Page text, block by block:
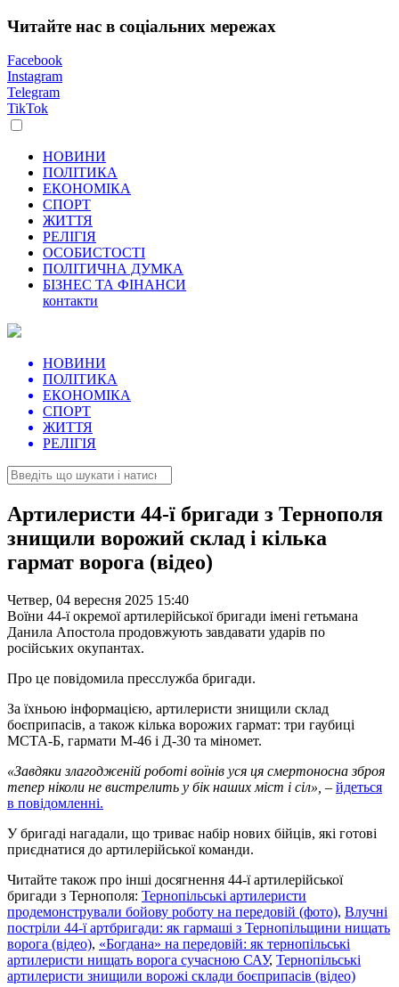
Читайте нас в соціальних мережах
Facebook
Instagram
Telegram
TikTok
НОВИНИ
ПОЛІТИКА
ЕКОНОМІКА
СПОРТ
ЖИТТЯ
РЕЛІГІЯ
ОСОБИСТОСТІ
ПОЛІТИЧНА ДУМКА
БІЗНЕС ТА ФІНАНСИ
контакти
НОВИНИ
ПОЛІТИКА
ЕКОНОМІКА
СПОРТ
ЖИТТЯ
РЕЛІГІЯ
Артилеристи 44-ї бригади з Тернополя
знищили ворожий склад і кілька
гармат ворога (відео)
Четвер, 04 вересня 2025 15:40
Воїни 44-ї окремої артилерійської бригади імені гетьмана
Данила Апостола продовжують завдавати ударів по
російських окупантах.
Про це повідомила пресслужба бригади.
За їхньою інформацією, артилеристи знищили склад
боєприпасів, а також кілька ворожих гармат: три гаубиці
МСТА-Б, гармати М-46 і Д-30 та міномет.
«Завдяки злагодженій роботі воїнів уся ця смертоносна зброя
тепер ніколи не вистрелить у бік наших міст і сіл», – йдеться
в повідомленні.
У бригаді нагадали, що триває набір нових бійців, які готові
приєднатися до артилерійської команди.
Читайте також про інші досягнення 44-ї артилерійської
бригади з Тернополя: Тернопільські артилеристи
продемонстрували бойову роботу на передовій (фото), Влучні
постріли 44-ї артбригади: як гармаші з Тернопільщини нищать
ворога (відео), «Богдана» на передовій: як тернопільські
артилеристи нищать ворога сучасною САУ, Тернопільські
артилеристи знищили ворожі склади боєприпасів (відео)